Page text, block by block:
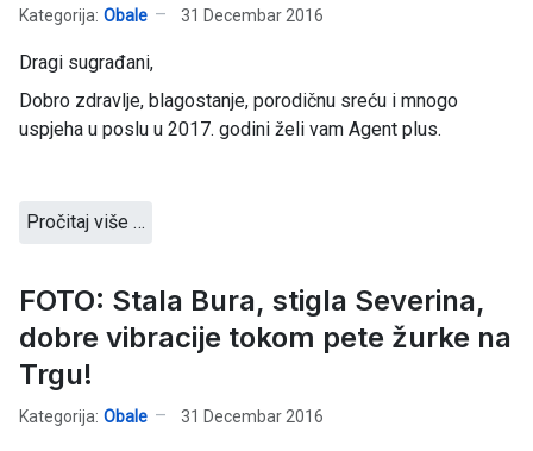
Kategorija: Obale 31 Decembar 2016
Dragi sugrađani,
Dobro zdravlje, blagostanje, porodičnu sreću i mnogo
uspjeha u poslu u 2017. godini želi vam Agent plus.
Pročitaj više …
FOTO: Stala Bura, stigla Severina,
dobre vibracije tokom pete žurke na
Trgu!
Kategorija: Obale 31 Decembar 2016